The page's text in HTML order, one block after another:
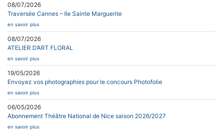
08/07/2026
Traversée Cannes – Ile Sainte Marguerite
en savoir plus
08/07/2026
ATELIER D’ART FLORAL
en savoir plus
19/05/2026
Envoyez vos photographies pour le concours Photofolie
en savoir plus
06/05/2026
Abonnement Théâtre National de Nice saison 2026/2027
en savoir plus